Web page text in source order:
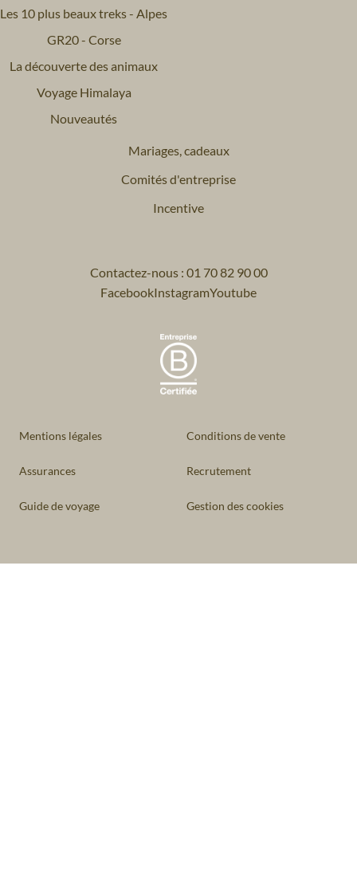
Les 10 plus beaux treks - Alpes
GR20 - Corse
La découverte des animaux
Voyage Himalaya
Nouveautés
Mariages, cadeaux
Comités d'entreprise
Incentive
Contactez-nous : 01 70 82 90 00
FacebookInstagramYoutube
Mentions légales Conditions de vente
Assurances Recrutement
Guide de voyage Gestion des cookies